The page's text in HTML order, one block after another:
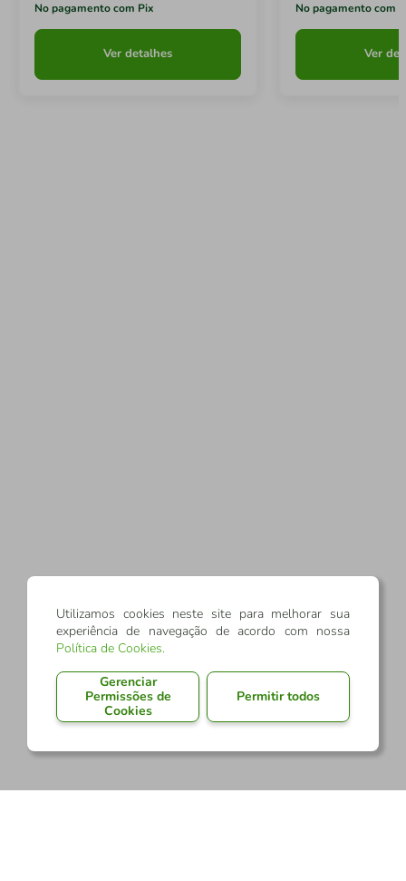
No pagamento com Pix
Ver detalhes
No pagamento com
Ver
Utilizamos cookies neste site para melhorar sua
experiência de navegação de acordo com nossa
Política de Cookies.
Gerenciar
Permissões de
Cookies
Permitir todos